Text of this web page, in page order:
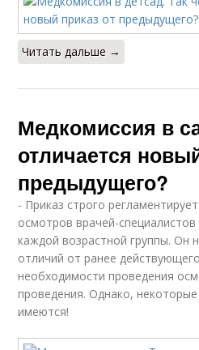
Читать дальше →
Медкомиссия в
отличается
предыдущего?
- Приказ строго
осмотров врачей-
каждой возрастной группы. Он
отличий от ранее
необходимости проведения
проведения. Однако,
имеются!